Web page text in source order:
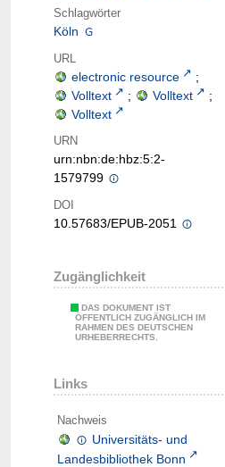
Schlagwörter
Köln
URL
electronic resource
;
Volltext
; Volltext
;
Volltext
URN
urn:nbn:de:hbz:5:2-
1579799
DOI
10.57683/EPUB-2051
Zugänglichkeit
DAS DOKUMENT IST
ÖFFENTLICH ZUGÄNGLICH IM
RAHMEN DES DEUTSCHEN
URHEBERRECHTS.
Links
Nachweis
Universitäts- und
Landesbibliothek Bonn